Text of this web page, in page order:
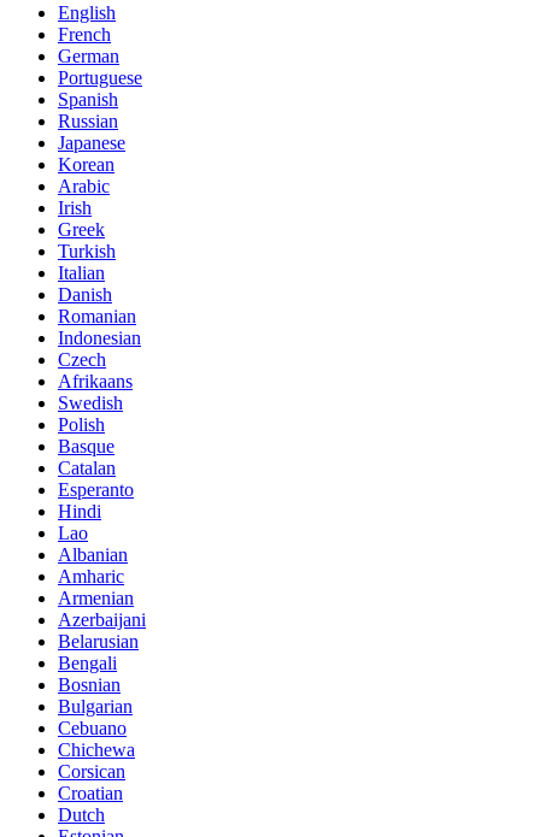
English
French
German
Portuguese
Spanish
Russian
Japanese
Korean
Arabic
Irish
Greek
Turkish
Italian
Danish
Romanian
Indonesian
Czech
Afrikaans
Swedish
Polish
Basque
Catalan
Esperanto
Hindi
Lao
Albanian
Amharic
Armenian
Azerbaijani
Belarusian
Bengali
Bosnian
Bulgarian
Cebuano
Chichewa
Corsican
Croatian
Dutch